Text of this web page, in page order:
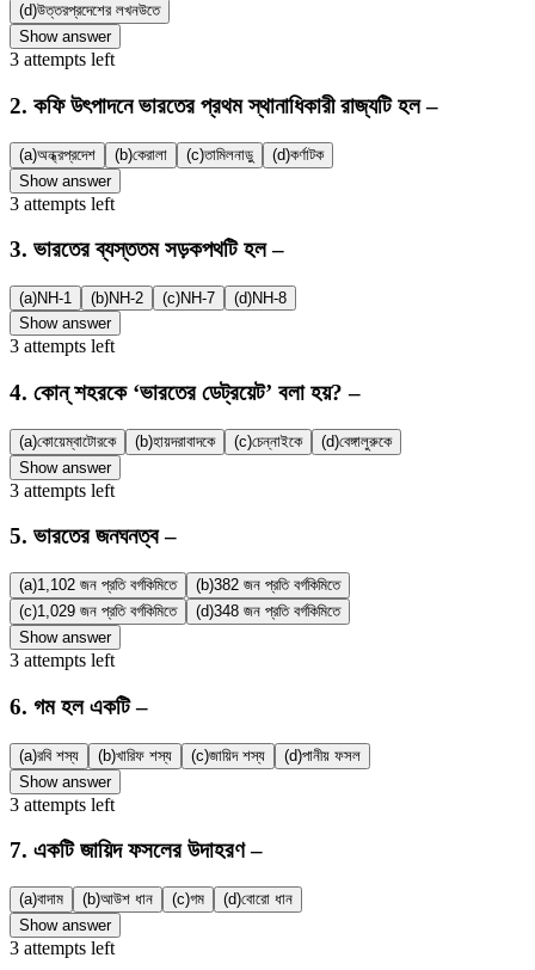
(d)উত্তরপ্রদেশের লখনউতে
Show answer
3 attempts left
2. কফি উৎপাদনে ভারতের প্রথম স্থানাধিকারী রাজ্যটি হল –
(a)অন্ধ্রপ্রদেশ (b)কেরালা (c)তামিলনাড়ু (d)কর্ণাটক
Show answer
3 attempts left
3. ভারতের ব্যস্ততম সড়কপথটি হল –
(a)NH-1 (b)NH-2 (c)NH-7 (d)NH-8
Show answer
3 attempts left
4. কোন্ শহরকে ‘ভারতের ডেট্রয়েট’ বলা হয়? –
(a)কোয়েম্বাটোরকে (b)হায়দরাবাদকে (c)চেন্নাইকে (d)বেঙ্গালুরুকে
Show answer
3 attempts left
5. ভারতের জনঘনত্ব –
(a)1,102 জন প্রতি বর্গকিমিতে (b)382 জন প্রতি বর্গকিমিতে
(c)1,029 জন প্রতি বর্গকিমিতে (d)348 জন প্রতি বর্গকিমিতে
Show answer
3 attempts left
6. গম হল একটি –
(a)রবি শস্য (b)খারিফ শস্য (c)জায়িদ শস্য (d)পানীয় ফসল
Show answer
3 attempts left
7. একটি জায়িদ ফসলের উদাহরণ –
(a)বাদাম (b)আউশ ধান (c)গম (d)বোরো ধান
Show answer
3 attempts left